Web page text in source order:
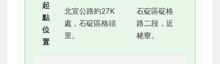
起
點
位
置
北宜公路約27K
處，石碇區格頭
里。
石碇區碇格
路二段，近
栳寮。